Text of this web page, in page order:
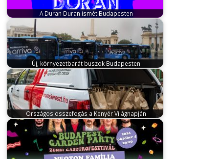
A Duran Duran ismét Budapesten
május 29, 2026
Nyári világturnéjuk részeként a brit
zenei ikonok, a Duran Duran…
Új, környezetbarát buszok Budapesten
július 9, 2025A BKK egyi szolgáltatója, az ArrivaBus
bemutatta azokat az új…
Országos összefogás a Kenyér Világnapján
október 17, 2025A Magyar Pékszövetség a Kenyér
Világnapja alkalmából idén először hirdetett …